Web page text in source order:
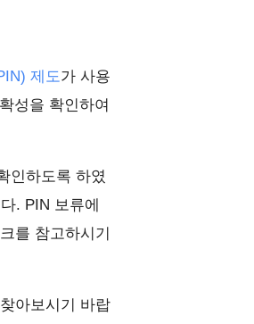
제도가 사용
성을 확인하여
인하도록 하였
. PIN 보류에
를 참고하시기
아보시기 바랍